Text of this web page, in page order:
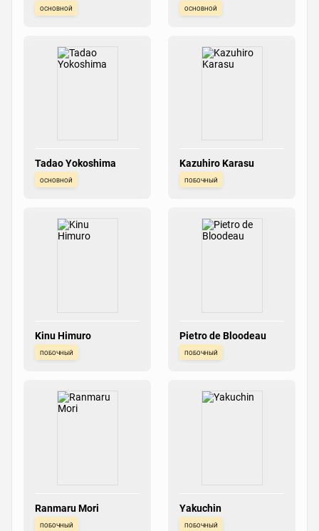
основной основной
Tadao Yokoshima
основной
Kazuhiro Karasu
побочный
Kinu Himuro
побочный
Pietro de Bloodeau
побочный
Ranmaru Mori
побочный
Yakuchin
побочный